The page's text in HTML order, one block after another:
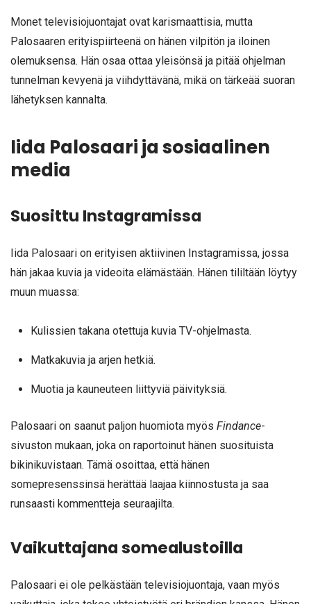
Monet televisiojuontajat ovat karismaattisia, mutta
Palosaaren erityispiirteenä on hänen vilpitön ja iloinen
olemuksensa. Hän osaa ottaa yleisönsä ja pitää ohjelman
tunnelman kevyenä ja viihdyttävänä, mikä on tärkeää suoran
lähetyksen kannalta.
Iida Palosaari ja sosiaalinen
media
Suosittu Instagramissa
Iida Palosaari on erityisen aktiivinen Instagramissa, jossa
hän jakaa kuvia ja videoita elämästään. Hänen tililtään löytyy
muun muassa:
Kulissien takana otettuja kuvia TV-ohjelmasta.
Matkakuvia ja arjen hetkiä.
Muotia ja kauneuteen liittyviä päivityksiä.
Palosaari on saanut paljon huomiota myös Findance-
sivuston mukaan, joka on raportoinut hänen suosituista
bikinikuvistaan. Tämä osoittaa, että hänen
somepresenssinsä herättää laajaa kiinnostusta ja saa
runsaasti kommentteja seuraajilta.
Vaikuttajana somealustoilla
Palosaari ei ole pelkästään televisiojuontaja, vaan myös